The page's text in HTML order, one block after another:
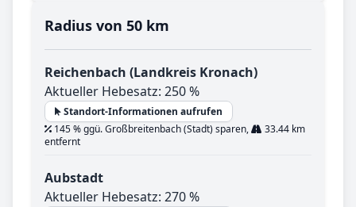
Radius von 50 km
Reichenbach (Landkreis Kronach)
Aktueller Hebesatz: 250 %
Standort-Informationen aufrufen
145 % ggü. Großbreitenbach (Stadt) sparen,
33.44 km
entfernt
Aubstadt
Aktueller Hebesatz: 270 %